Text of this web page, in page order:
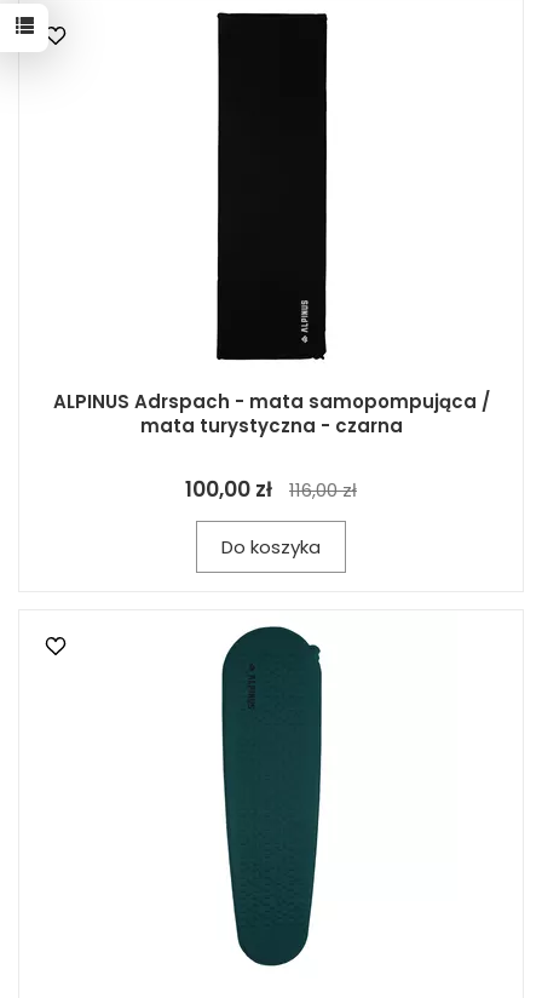
ALPINUS Adrspach - mata samopompująca /
mata turystyczna - czarna
100,00 zł 116,00 zł
Do koszyka